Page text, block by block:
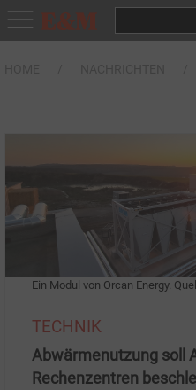
Ein Modul von Orcan Energy.
TECHNIK
Abwärmenutzung soll
Rechenzentren